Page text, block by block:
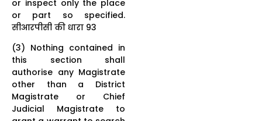
or inspect only the place
or part so specified.
सीआरपीसी की धारा 93
(3) Nothing contained in
this section shall
authorise any Magistrate
other than a District
Magistrate or Chief
Judicial Magistrate to